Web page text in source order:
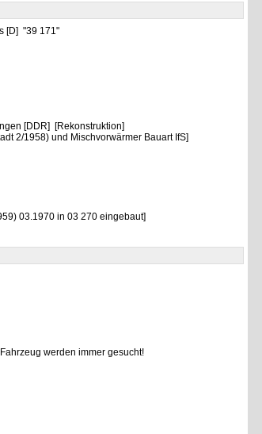
[D] "39 171"
[DDR] [Rekonstruktion]
2/1958) und Mischvorwärmer Bauart IfS]
03.1970 in 03 270 eingebaut]
werden immer gesucht!